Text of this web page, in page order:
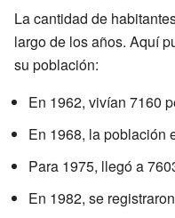
La cantidad de
largo de los años. Aquí
su población:
En 1962, vivían 7160
En 1968, la población
Para 1975, llegó a
En 1982, se